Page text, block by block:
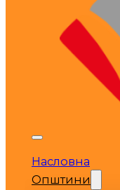
Насловна
Општини